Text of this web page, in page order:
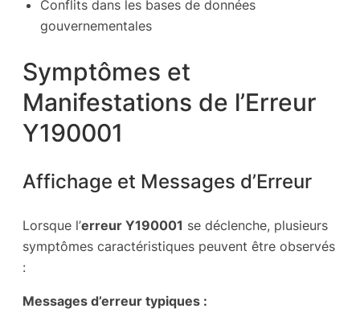
Conflits dans les bases de données
gouvernementales
Symptômes et
Manifestations de l’Erreur
Y190001
Affichage et Messages d’Erreur
Lorsque l’erreur Y190001 se déclenche, plusieurs
symptômes caractéristiques peuvent être observés
:
Messages d’erreur typiques :